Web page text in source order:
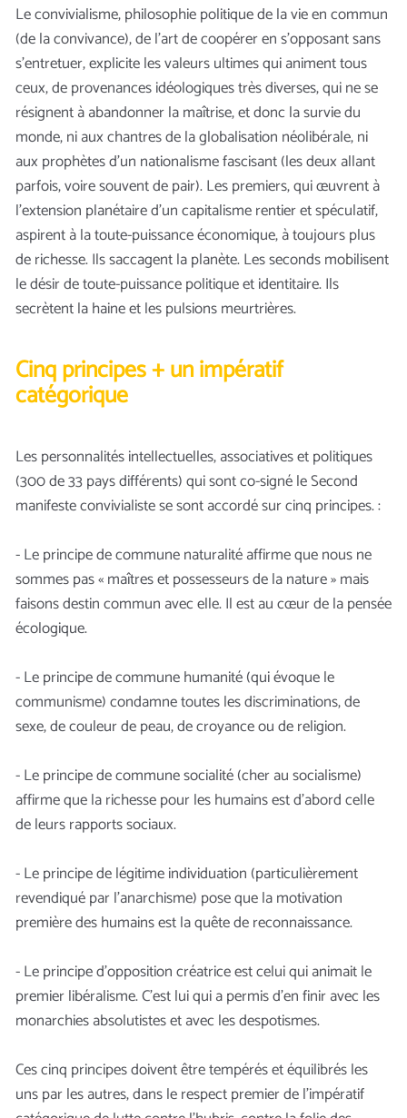
Le convivialisme, philosophie politique de la vie en commun
(de la convivance), de l’art de coopérer en s’opposant sans
s’entretuer, explicite les valeurs ultimes qui animent tous
ceux, de provenances idéologiques très diverses, qui ne se
résignent à abandonner la maîtrise, et donc la survie du
monde, ni aux chantres de la globalisation néolibérale, ni
aux prophètes d’un nationalisme fascisant (les deux allant
parfois, voire souvent de pair). Les premiers, qui œuvrent à
l’extension planétaire d’un capitalisme rentier et spéculatif,
aspirent à la toute-puissance économique, à toujours plus
de richesse. Ils saccagent la planète. Les seconds mobilisent
le désir de toute-puissance politique et identitaire. Ils
secrètent la haine et les pulsions meurtrières.
Cinq principes + un impératif
catégorique
Les personnalités intellectuelles, associatives et politiques
(300 de 33 pays différents) qui sont co-signé le Second
manifeste convivialiste se sont accordé sur cinq principes. :
- Le principe de commune naturalité affirme que nous ne
sommes pas « maîtres et possesseurs de la nature » mais
faisons destin commun avec elle. Il est au cœur de la pensée
écologique.
- Le principe de commune humanité (qui évoque le
communisme) condamne toutes les discriminations, de
sexe, de couleur de peau, de croyance ou de religion.
- Le principe de commune socialité (cher au socialisme)
affirme que la richesse pour les humains est d’abord celle
de leurs rapports sociaux.
- Le principe de légitime individuation (particulièrement
revendiqué par l’anarchisme) pose que la motivation
première des humains est la quête de reconnaissance.
- Le principe d’opposition créatrice est celui qui animait le
premier libéralisme. C’est lui qui a permis d’en finir avec les
monarchies absolutistes et avec les despotismes.
Ces cinq principes doivent être tempérés et équilibrés les
uns par les autres, dans le respect premier de l’impératif